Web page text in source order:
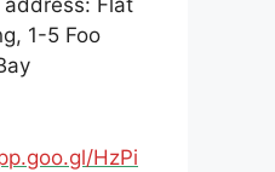
address: Flat
1-5 Foo
HzPi